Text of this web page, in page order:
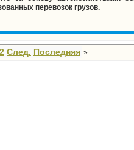
перевозок грузов.
2 След. Последняя »